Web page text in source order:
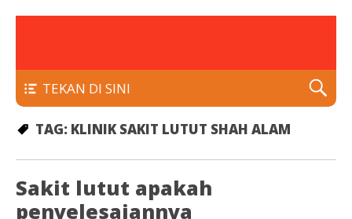
TEKAN DI SINI
TAG: KLINIK SAKIT LUTUT SHAH ALAM
Sakit lutut apakah
penyelesaiannya